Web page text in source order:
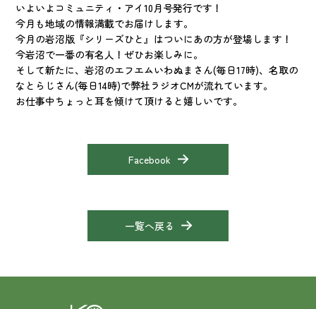
いよいよコミュニティ・アイ10月号発行です！
今月も地域の情報満載でお届けします。
今月の岩沼版『シリーズひと』はついにあの方が登場します！
今岩沼で一番の有名人！ぜひお楽しみに。
そして新たに、岩沼のエフエムいわぬまさん(毎日17時)、名取の
なとらじさん(毎日14時)で弊社ラジオCMが流れています。
お仕事中ちょっと耳を傾けて頂けると嬉しいです。
Facebook
一覧へ戻る